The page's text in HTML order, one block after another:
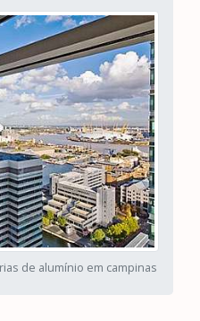
de alumínio em campinas